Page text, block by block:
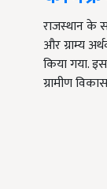
राजस्थान के
और ग्राम्य
किया गया.
ग्रामीण